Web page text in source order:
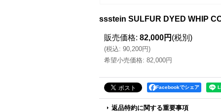
ssstein SULFUR DYED WHIP
販売価格: 82,000円 (税別)
(税込: 90,200円)
希望小売価格: 82,000円
Facebookでシェア
返品特約に関する重要事項